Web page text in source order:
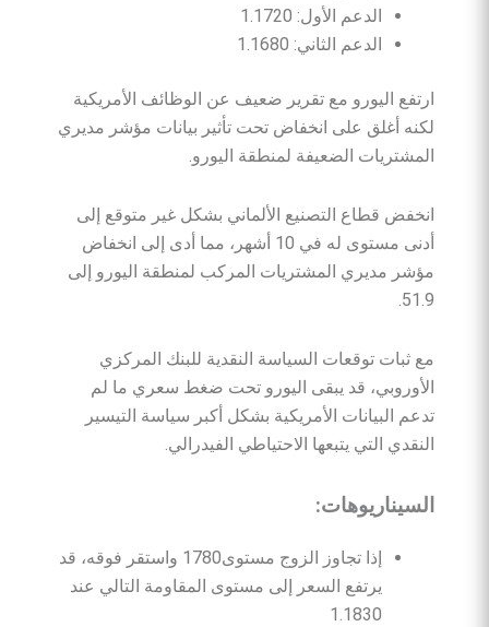
الدعم الأول: 1.1720
الدعم الثاني: 1.1680
ارتفع اليورو مع تقرير ضعيف عن الوظائف الأمريكية
لكنه أغلق على انخفاض تحت تأثير بيانات مؤشر مديري
المشتريات الضعيفة لمنطقة اليورو.
انخفض قطاع التصنيع الألماني بشكل غير متوقع إلى
أدنى مستوى له في 10 أشهر، مما أدى إلى انخفاض
مؤشر مديري المشتريات المركب لمنطقة اليورو إلى
51.9.
مع ثبات توقعات السياسة النقدية للبنك المركزي
الأوروبي، قد يبقى اليورو تحت ضغط سعري ما لم
تدعم البيانات الأمريكية بشكل أكبر سياسة التيسير
النقدي التي يتبعها الاحتياطي الفيدرالي.
السيناريوهات:
إذا تجاوز الزوج مستوى1780 واستقر فوقه، قد
يرتفع السعر إلى مستوى المقاومة التالي عند
1.1830